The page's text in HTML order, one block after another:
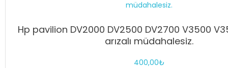
Hp pavilion DV2000 DV2500 DV2700 V3500
arızalı müdahalesiz.
400,00₺